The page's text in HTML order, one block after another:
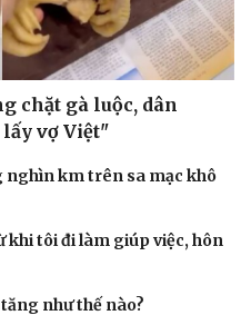
chặt gà luộc, dân
vợ Việt"
nghìn km trên sa mạc khô
khi tôi đi làm giúp việc, hôn
như thế nào?